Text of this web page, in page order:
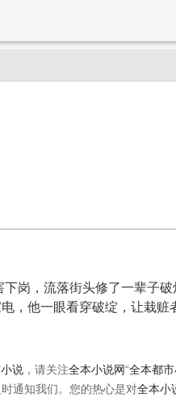
岗，流落街头修了一辈子
，他一眼看穿破绽，让栽
说 ，请关注全本小说网“全本都
通知我们。您的热心是对全本小